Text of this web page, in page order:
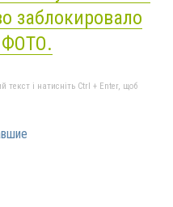
заблокировало
ФОТО.
текст і натисніть Ctrl + Enter, щоб